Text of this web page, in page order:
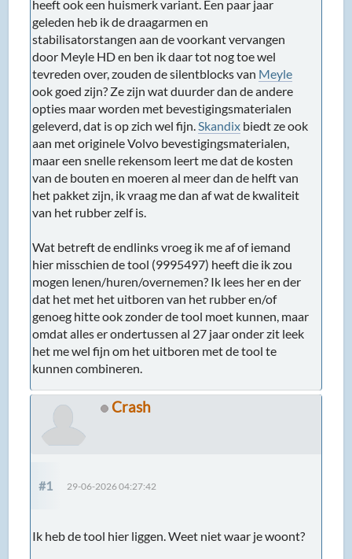
heeft ook een huismerk variant. Een paar jaar
geleden heb ik de draagarmen en
stabilisatorstangen aan de voorkant vervangen
door Meyle HD en ben ik daar tot nog toe wel
tevreden over, zouden de silentblocks van Meyle
ook goed zijn? Ze zijn wat duurder dan de andere
opties maar worden met bevestigingsmaterialen
geleverd, dat is op zich wel fijn. Skandix biedt ze ook
aan met originele Volvo bevestigingsmaterialen,
maar een snelle rekensom leert me dat de kosten
van de bouten en moeren al meer dan de helft van
het pakket zijn, ik vraag me dan af wat de kwaliteit
van het rubber zelf is.
Wat betreft de endlinks vroeg ik me af of iemand
hier misschien de tool (9995497) heeft die ik zou
mogen lenen/huren/overnemen? Ik lees her en der
dat het met het uitboren van het rubber en/of
genoeg hitte ook zonder de tool moet kunnen, maar
omdat alles er ondertussen al 27 jaar onder zit leek
het me wel fijn om het uitboren met de tool te
kunnen combineren.
Crash
#1 29-06-2026 04:27:42
Ik heb de tool hier liggen. Weet niet waar je woont?